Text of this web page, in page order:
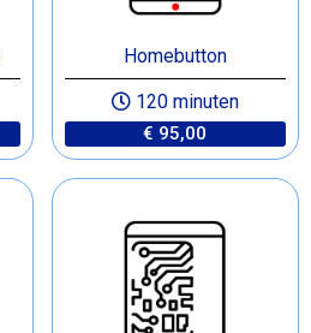
Homebutton
120 minuten
€ 95,00